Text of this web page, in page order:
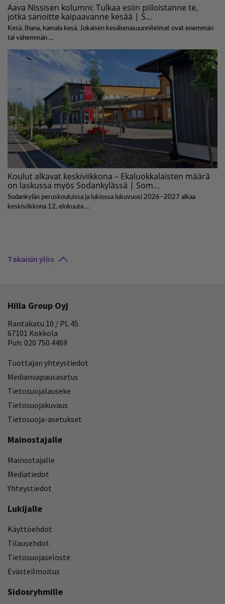
Takaisin ylös
Hilla Group Oyj
Rantakatu 10 / PL 45
67101 Kokkola
Puh: 020 750 4469
Tuottajan yhteystiedot
Medianvapausasetus
Tietosuojalauseke
Tietosuojakuvaus
Tietosuoja-asetukset
Mainostajalle
Mainostajalle
Mediatiedot
Yhteystiedot
Lukijalle
Käyttöehdot
Tilausehdot
Tietosuojaseloste
Evästeilmoitus
Sidosryhmille